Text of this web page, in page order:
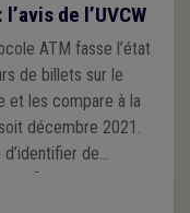
de l’UVCW
ATM fasse l’état
de billets sur le
et les compare à la
décembre 2021.
de
afin de pouvoir